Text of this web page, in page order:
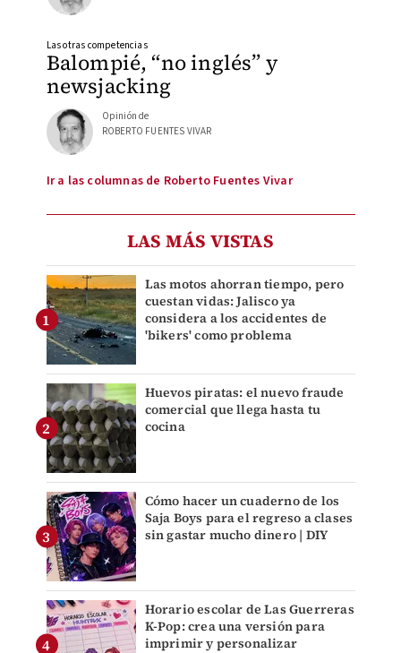
Balompié, “no inglés” y
newsjacking
Las otras competencias
Opinión de
ROBERTO FUENTES VIVAR
Ir a las columnas de Roberto Fuentes Vivar
LAS MÁS VISTAS
Las motos ahorran tiempo, pero
cuestan vidas: Jalisco ya
considera a los accidentes de
'bikers' como problema
Huevos piratas: el nuevo fraude
comercial que llega hasta tu
cocina
Cómo hacer un cuaderno de los
Saja Boys para el regreso a clases
sin gastar mucho dinero | DIY
Horario escolar de Las Guerreras
K-Pop: crea una versión para
imprimir y personalizar